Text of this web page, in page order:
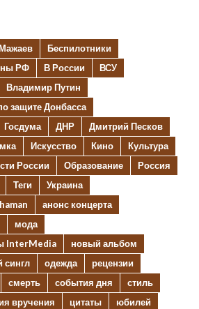
Беспилотники
РФ
В России
ВСУ
Владимир Путин
защите Донбасса
Госдума ДНР
Дмитрий Песков
Искусство Кино
Культура
России Образование
Россия
Теги
Украина
анонс концерта
мода
InterMedia
новый альбом
сингл одежда
рецензии
смерть события дня
стиль
вручения цитаты юбилей